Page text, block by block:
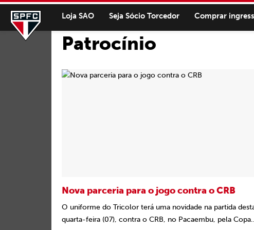
Loja SAO Seja Sócio Torcedor Comprar
Patrocínio
Nova parceria para o jogo contra o CRB
O uniforme do Tricolor terá uma novidade na partida
quarta-feira (07), contra o CRB, no Pacaembu, pela